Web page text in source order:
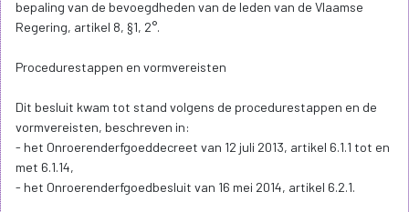
monument in stand en onderhouden het door:
1° het monument als een goede huisvader te beheren en de
brand, blikseminslag, diefstal, vandalisme, wind of water;
3° regulier onderhoud uit te oefenen;
4° onmiddellijk passende consolidatie- en
beveiligingsmaatregelen te nemen in geval van nood;
5° de nodige maatregelen nemen om de werking als werktuig te
verzekeren;